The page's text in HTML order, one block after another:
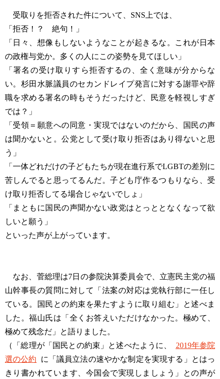
受取りを拒否された件について、SNS上では、
「拒否！？ 絶句！」
「日々、想像もしないようなことが起きるな。これが日本
の政権与党か。多くの人にこの姿勢を見てほしい」
「署名の受け取りすら拒否するの、全く意味が分からな
い。杉田水脈議員のセカンドレイプ発言に対する謝罪や辞
職を求める署名の時もそうだったけど、民意を軽視しすぎ
では？」
「受領＝願意への同意・実現ではないのだから、国民の声
は聞かないと。公党として受け取り拒否はあり得ないと思
う」
「一体どれだけの子どもたちが現在進行系でLGBTの差別に
苦しんでると思ってるんだ。子ども庁作るつもりなら、受
け取り拒否してる場合じゃないでしょ」
「まともに国民の声聞かない政党はとっととなくなって欲
しいと願う」
といった声が上がっています。
なお、菅総理は7日の参院決算委員会で、立憲民主党の福
山幹事長の質問に対して「法案の対応は党執行部に一任し
ている。国民との約束を果たすように取り組む」と述べま
した。福山氏は「全くお答えいただけなかった。極めて、
極めて残念だ」と語りました。
（「総理が「国民との約束」と述べたように、
2019年参院
選の公約
に「議員立法の速やかな制定を実現する」とはっ
きり書かれています、今国会で実現しましょう」との声が